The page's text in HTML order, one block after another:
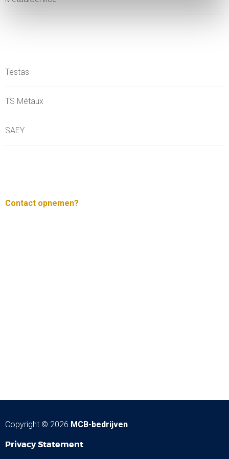
Testas
TS Métaux
SAEY
Contact opnemen?
Copyright © 2026 MCB-bedrijven
Privacy Statement